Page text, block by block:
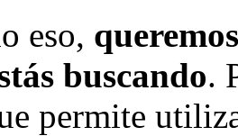
eso,
buscando.
permite